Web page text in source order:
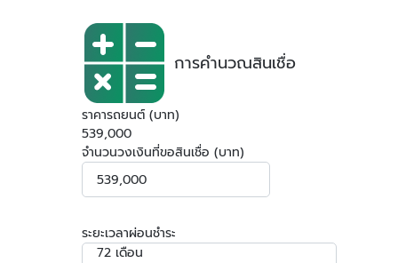
การคำนวณสินเชื่อ
ราคารถยนต์ (บาท)
539,000
จำนวนวงเงินที่ขอสินเชื่อ (บาท)
ระยะเวลาผ่อนชำระ
72 เดือน